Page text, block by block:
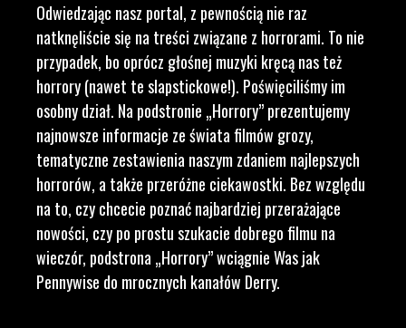
Odwiedzając nasz portal, z pewnością nie raz
natknęliście się na treści związane z horrorami. To nie
przypadek, bo oprócz głośnej muzyki kręcą nas też
horrory (nawet te slapstickowe!). Poświęciliśmy im
osobny dział. Na podstronie „Horrory” prezentujemy
najnowsze informacje ze świata filmów grozy,
tematyczne zestawienia naszym zdaniem najlepszych
horrorów, a także przeróżne ciekawostki. Bez względu
na to, czy chcecie poznać najbardziej przerażające
nowości, czy po prostu szukacie dobrego filmu na
wieczór, podstrona „Horrory” wciągnie Was jak
Pennywise do mrocznych kanałów Derry.